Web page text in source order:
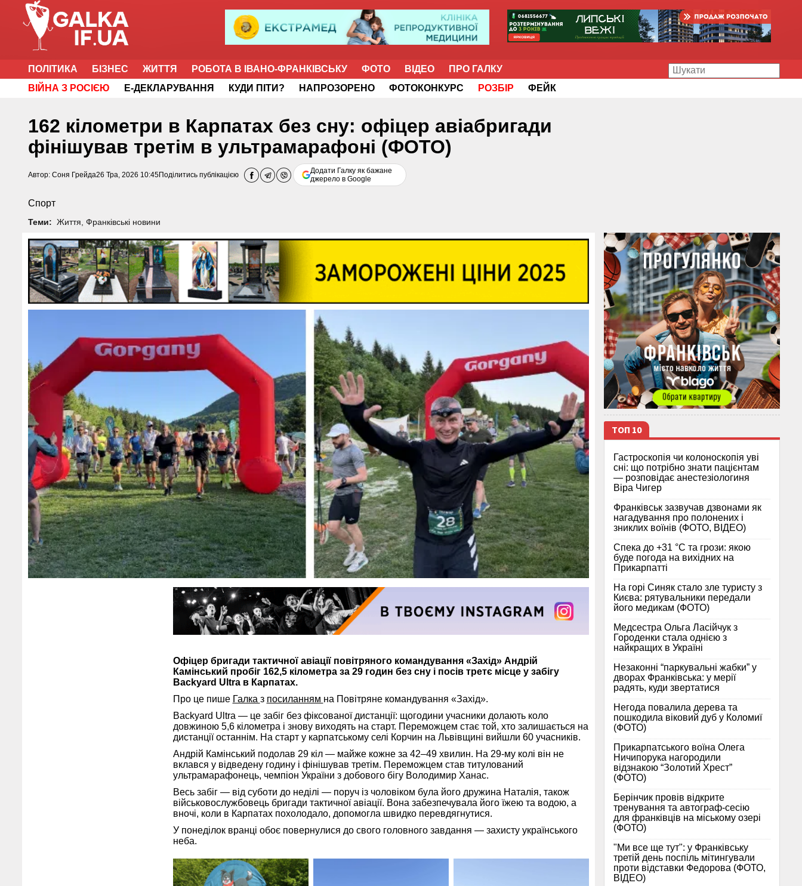
ПОЛІТИКА БІЗНЕС ЖИТТЯ РОБОТА В ІВАНО-ФРАНКІВСЬКУ ФОТО ВІДЕО
ПРО ГАЛКУ
ВІЙНА З РОСІЄЮ
Е-ДЕКЛАРУВАННЯ КУДИ ПІТИ? НАПРОЗОРЕНО ФОТОКОНКУРС РОЗБІР ФЕЙК
162 кілометри в Карпатах без сну: офіцер авіабригади
фінішував третім в ультрамарафоні (ФОТО)
Автор: Соня Грейда26 Тра, 2026 10:45Поділитись публікацією
Додати Галку як бажане
джерело в Google
Спорт
Теми: Життя Франківські новини
Офіцер бригади тактичної авіації повітряного командування «Захід» Андрій
Камінський пробіг 162,5 кілометра за 29 годин без сну і посів третє місце у забігу
Backyard Ultra в Карпатах.
Про це пише Галка з посиланням на Повітряне командування «Захід».
Backyard Ultra — це забіг без фіксованої дистанції: щогодини учасники долають коло
довжиною 5,6 кілометра і знову виходять на старт. Переможцем стає той, хто залишається на
дистанції останнім. На старт у карпатському селі Корчин на Львівщині вийшли 60 учасників.
Андрій Камінський подолав 29 кіл — майже кожне за 42–49 хвилин. На 29-му колі він не
вклався у відведену годину і фінішував третім. Переможцем став титулований
ультрамарафонець, чемпіон України з добового бігу Володимир Ханас.
Весь забіг — від суботи до неділі — поруч із чоловіком була його дружина Наталія, також
військовослужбовець бригади тактичної авіації. Вона забезпечувала його їжею та водою, а
вночі, коли в Карпатах похолодало, допомогла швидко перевдягнутися.
У понеділок вранці обоє повернулися до свого головного завдання — захисту українського
неба.
ТОП 10
Гастроскопія чи колоноскопія уві
сні: що потрібно знати пацієнтам
— розповідає анестезіологиня
Віра Чигер
Франківськ зазвучав дзвонами як
нагадування про полонених і
зниклих воїнів (ФОТО, ВІДЕО)
Спека до +31 °C та грози: якою
буде погода на вихідних на
Прикарпатті
На горі Синяк стало зле туристу з
Києва: рятувальники передали
його медикам (ФОТО)
Медсестра Ольга Ласійчук з
Городенки стала однією з
найкращих в Україні
Незаконні “паркувальні жабки” у
дворах Франківська: у мерії
радять, куди звертатися
Негода повалила дерева та
пошкодила віковий дуб у Коломиї
(ФОТО)
Прикарпатського воїна Олега
Ничипорука нагородили
відзнакою “Золотий Хрест”
(ФОТО)
Берінчик провів відкрите
тренування та автограф-сесію
для франківців на міському озері
(ФОТО)
"Ми все ще тут": у Франківську
третій день поспіль мітингували
проти відставки Федорова (ФОТО,
ВІДЕО)